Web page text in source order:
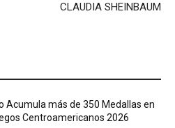
CLAUDIA SHEINBAUM
Acumula más de 350 Medallas en
Centroamericanos 2026